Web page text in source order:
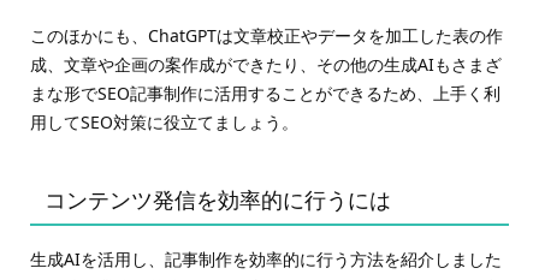
このほかにも、ChatGPTは文章校正やデータを加工した表の作
成、文章や企画の案作成ができたり、その他の生成AIもさまざ
まな形でSEO記事制作に活用することができるため、上手く利
用してSEO対策に役立てましょう。
コンテンツ発信を効率的に行うには
生成AIを活用し、記事制作を効率的に行う方法を紹介しました